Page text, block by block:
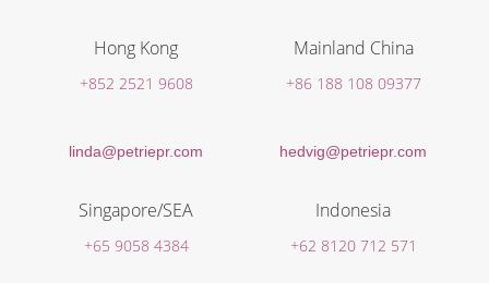
Hong Kong
+852 2521 9608
linda@petriepr.com
Mainland China
+86 188 108 09377
hedvig@petriepr.com
Singapore/SEA
+65 9058 4384
Indonesia
+62 8120 712 571